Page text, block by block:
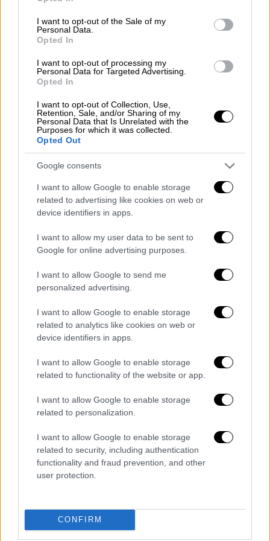
use your data for below specified purposes in below Google
consent section.
I want to opt-out of the Sale of my
Personal Data.
Opted In
I want to opt-out of processing my
Personal Data for Targeted Advertising.
Opted In
I want to opt-out of Collection, Use,
Retention, Sale, and/or Sharing of my
Personal Data that Is Unrelated with the
Purposes for which it was collected.
Opted Out
Google consents
I want to allow Google to enable storage
related to advertising like cookies on web or
device identifiers in apps.
I want to allow my user data to be sent to
Google for online advertising purposes.
I want to allow Google to send me
personalized advertising.
I want to allow Google to enable storage
related to analytics like cookies on web or
device identifiers in apps.
I want to allow Google to enable storage
related to functionality of the website or app.
I want to allow Google to enable storage
related to personalization.
I want to allow Google to enable storage
related to security, including authentication
functionality and fraud prevention, and other
user protection.
CONFIRM
στην πρώτη θέση σε αριθμό θανάτων».
Πότε αναμένεται να μειωθούν τα
κρούσματα γρίπης
ΕΙΝΑΠ, Ματίνα Παγώνη εξήγησε πως για
τουλάχιστον δύο χρόνια ο οργανισμός μας
προστατευόταν από τις μάσκες,
εμποδίζοντας την γρίπη και τις ιώσεις να
κάνουν την εμφάνισή τους.
δεν υπήρχε αντίδραση σε όποιο ιό έμπαινε
μέσα. Υπήρχε μία καθησύχαση του
οργανισμού, οπότεμπαίνοντας μαζεμένοι οι
ιοί έχουμε τα αποτελέσματα που είχαμε
Παράλληλα, σημειώθηκε μείωση των
περιστατικών κορονοϊού σε απλές κλίνες
Covid. Ωστόσο, στο προσκήνιο παραμένει η
Kraken και Όρθρος.